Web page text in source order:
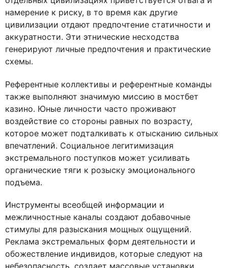
намерение к риску, в то время как другие
цивилизации отдают предпочтение статичности и
аккуратности. Эти этнические несходства
генерируют личные предпочтения и практические
схемы.
Референтные коллективы и референтные команды
также выполняют значимую миссию в мостбет
казино. Юные личности часто проживают
воздействие со стороны равных по возрасту,
которое может подталкивать к отысканию сильных
впечатлений. Социальное легитимизация
экстремального поступков может усиливать
органические тяги к розыску эмоционального
подъема.
Инструменты всеобщей информации и
межличностные каналы создают добавочные
стимулы для разыскания мощных ощущений.
Реклама экстремальных форм деятельности и
обожествление индивидов, которые следуют на